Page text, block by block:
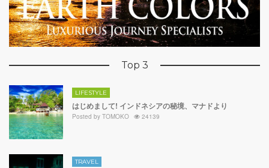
Top 3
LIFESTYLE
はじめまして! インドネシアの秘境、マナドより
Posted by TOMOKO 24139
TRAVEL